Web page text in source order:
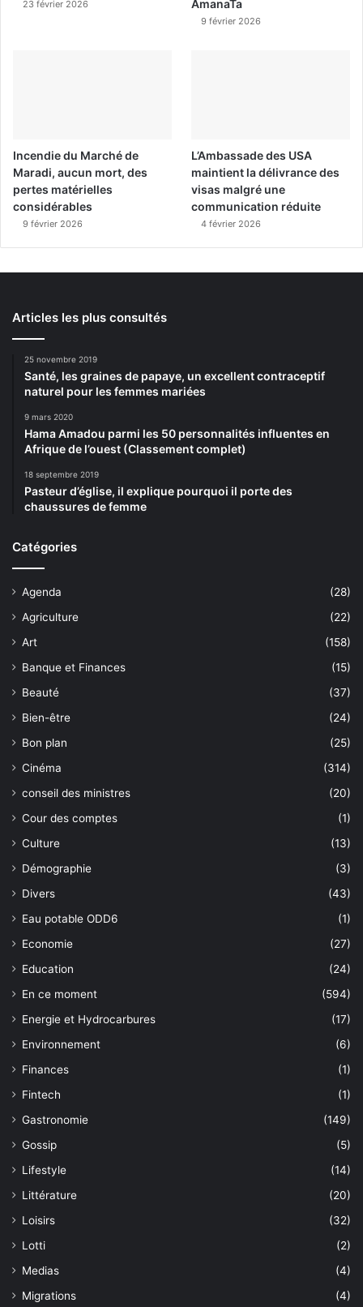
23 février 2026 AmanaTa
9 février 2026
Incendie du Marché de
Maradi, aucun mort, des
pertes matérielles
considérables
9 février 2026
L’Ambassade des USA
maintient la délivrance des
visas malgré une
communication réduite
4 février 2026
Articles les plus consultés
25 novembre 2019
Santé, les graines de papaye, un excellent contraceptif
naturel pour les femmes mariées
9 mars 2020
Hama Amadou parmi les 50 personnalités influentes en
Afrique de l’ouest (Classement complet)
18 septembre 2019
Pasteur d’église, il explique pourquoi il porte des
chaussures de femme
Catégories
Agenda
(28)
Agriculture
(22)
Art
(158)
Banque et Finances
(15)
Beauté
(37)
Bien-être
(24)
Bon plan
(25)
Cinéma
(314)
conseil des ministres
(20)
Cour des comptes
(1)
Culture
(13)
Démographie
(3)
Divers
(43)
Eau potable ODD6
(1)
Economie
(27)
Education
(24)
En ce moment
(594)
Energie et Hydrocarbures
(17)
Environnement
(6)
Finances
(1)
Fintech
(1)
Gastronomie
(149)
Gossip
(5)
Lifestyle
(14)
Littérature
(20)
Loisirs
(32)
Lotti
(2)
Medias
(4)
Migrations
(4)